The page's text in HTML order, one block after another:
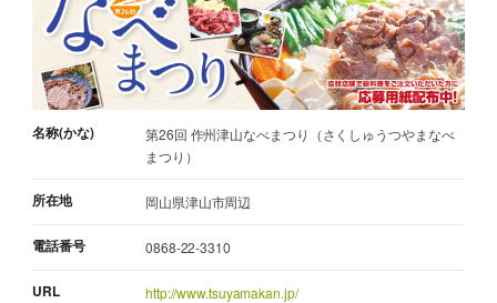
名称(かな)
第26回 作州津山なべまつり（さくしゅうつやまなべ
まつり）
所在地 岡山県津山市周辺
電話番号 0868-22-3310
URL http://www.tsuyamakan.jp/